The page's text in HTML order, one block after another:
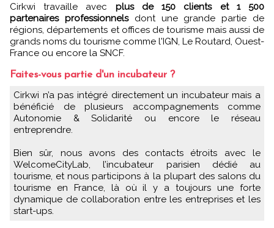
Cirkwi travaille avec plus de 150 clients et 1 500
partenaires professionnelsdont une grande partie de
régions, départements et offices de tourisme mais aussi de
grands noms du tourisme comme l'IGN, Le Routard, Ouest-
France ou encore la SNCF.
Faites-vous partie d'un incubateur ?
Cirkwi n’a pas intégré directement un incubateur mais a
bénéficié de plusieurs accompagnements comme
Autonomie & Solidarité ou encore le réseau
entreprendre.
Bien sûr, nous avons des contacts étroits avec le
WelcomeCityLab, l’incubateur parisien dédié au
tourisme, et nous participons à la plupart des salons du
tourisme en France, là où il y a toujours une forte
dynamique de collaboration entre les entreprises et les
start-ups.